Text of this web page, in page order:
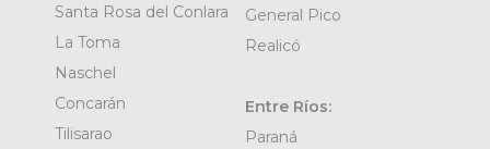
Santa Rosa del Conlara
La Toma
Naschel
Concarán
Tilisarao
General Pico
Realicó
Entre Ríos:
Paraná